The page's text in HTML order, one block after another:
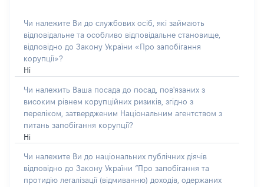
Чи належите Ви до службових осіб, які займають
відповідальне та особливо відповідальне становище,
відповідно до Закону України «Про запобігання
корупції»?
Ні
Чи належить Ваша посада до посад, пов'язаних з
високим рівнем корупційних ризиків, згідно з
переліком, затвердженим Національним агентством з
питань запобігання корупції?
Ні
Чи належите Ви до національних публічних діячів
відповідно до Закону України “Про запобігання та
протидію легалізації (відмиванню) доходів, одержаних